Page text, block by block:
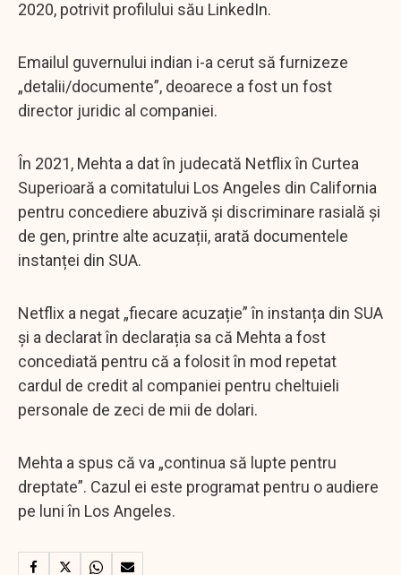
2020, potrivit profilului său LinkedIn.
Emailul guvernului indian i-a cerut să furnizeze
„detalii/documente”, deoarece a fost un fost
director juridic al companiei.
În 2021, Mehta a dat în judecată Netflix în Curtea
Superioară a comitatului Los Angeles din California
pentru concediere abuzivă și discriminare rasială și
de gen, printre alte acuzații, arată documentele
instanței din SUA.
Netflix a negat „fiecare acuzație” în instanța din SUA
și a declarat în declarația sa că Mehta a fost
concediată pentru că a folosit în mod repetat
cardul de credit al companiei pentru cheltuieli
personale de zeci de mii de dolari.
Mehta a spus că va „continua să lupte pentru
dreptate”. Cazul ei este programat pentru o audiere
pe luni în Los Angeles.